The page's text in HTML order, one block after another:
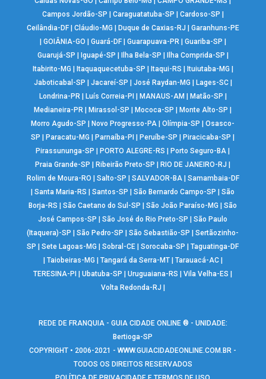
Campos Jordão-SP | Caraguatatuba-SP | Cardoso-SP |
Ceilândia-DF| Cláudio-MG | Duque de Caxias-RJ | Garanhuns-PE
| GOIÂNIA-GO | Guará-DF| Guarapuava-PR | Guariba-SP |
Guarujá-SP | Iguapé-SP | Ilha Bela-SP | Ilha Comprida-SP |
Itabirito-MG | Itaquaquecetuba-SP | Itaqui-RS | Ituiutaba-MG |
Jaboticabal-SP | Jacareí-SP | José Raydan-MG | Lages-SC|
Londrina-PR | Luís Correia-PI | MANAUS-AM | Matão-SP |
Medianeira-PR |Mirassol-SP |Mococa-SP |Monte Alto-SP |
Morro Agudo-SP |Novo Progresso-PA |Olímpia-SP |Osasco-
SP |Paracatu-MG |Parnaíba-PI |Peruíbe-SP |Piracicaba-SP |
Pirassununga-SP |PORTO ALEGRE-RS |Porto Seguro-BA |
Praia Grande-SP |Ribeirão Preto-SP |RIO DE JANEIRO-RJ |
Rolim de Moura-RO | Salto-SP | SALVADOR-BA| Samambaia-DF
|Santa Maria-RS |Santos-SP |São Bernardo Campo-SP |São
Borja-RS |São Caetano do Sul-SP |São João Paraíso-MG |São
José Campos-SP |São José do Rio Preto-SP |São Paulo
(Itaquera)-SP |São Pedro-SP |São Sebastião-SP |Sertãozinho-
SP |Sete Lagoas-MG |Sobral-CE |Sorocaba-SP |Taguatinga-DF
| Taiobeiras-MG | Tangará da Serra-MT| Tarauacá-AC|
TERESINA-PI |Ubatuba-SP |Uruguaiana-RS |Vila Velha-ES |
Volta Redonda-RJ |
REDE DE FRANQUIA - GUIA CIDADE ONLINE ® - UNIDADE:
Bertioga-SP
COPYRIGHT • 2006-2021 -WWW.GUIACIDADEONLINE.COM.BR -
TODOS OS DIREITOS RESERVADOS